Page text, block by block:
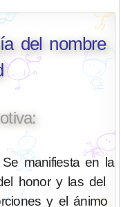
del nombre
manifiesta en la
honor y las del
y el ánimo